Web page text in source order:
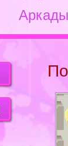
Аркады